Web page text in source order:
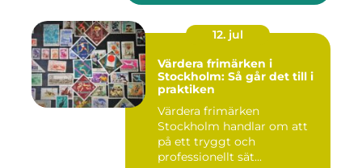
12. jul
Värdera frimärken i
Stockholm: Så går det till i
praktiken
Värdera frimärken
Stockholm handlar om att
på ett tryggt och
professionellt sät...